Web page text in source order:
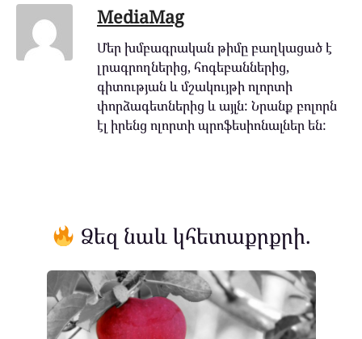
MediaMag
Մեր խմբագրական թիմը բաղկացած է
լրագրողներից, հոգեբաններից,
գիտության և մշակույթի ոլորտի
փորձագետներից և այլն: Նրանք բոլորն
էլ իրենց ոլորտի պրոֆեսիոնալներ են:
Ձեզ նաև կհետաքրքրի.